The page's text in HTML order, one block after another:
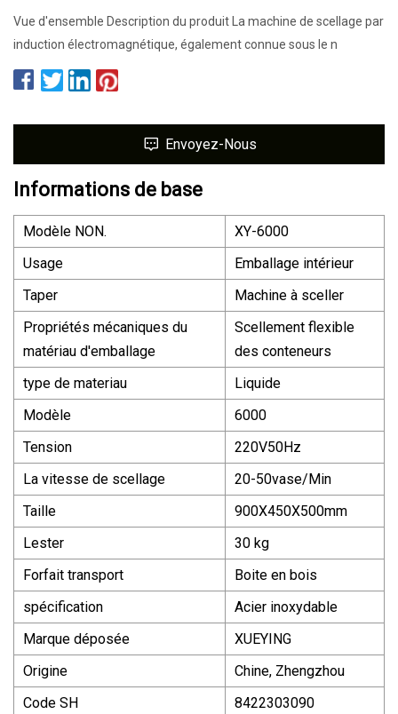
Vue d'ensemble Description du produit La machine de scellage par
induction électromagnétique, également connue sous le n
Envoyez-Nous
Informations de base
Modèle NON.
XY-6000
Usage
Emballage intérieur
Taper
Machine à sceller
Propriétés mécaniques du
matériau d'emballage
Scellement flexible
des conteneurs
type de materiau
Liquide
Modèle
6000
Tension
220V50Hz
La vitesse de scellage
20-50vase/Min
Taille
900X450X500mm
Lester
30 kg
Forfait transport
Boite en bois
spécification
Acier inoxydable
Marque déposée
XUEYING
Origine
Chine, Zhengzhou
Code SH
8422303090